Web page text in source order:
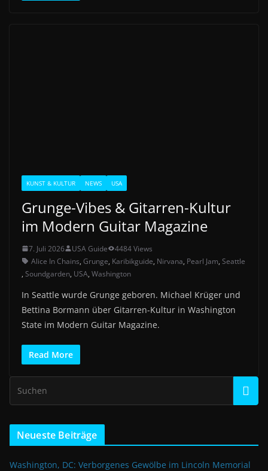
KUNST & KULTUR NEWS USA
Grunge-Vibes & Gitarren-Kultur
im Modern Guitar Magazine
7. Juli 2026 USA Guide
4484 Views
Alice In Chains, Grunge, Karibikguide, Nirvana, Pearl Jam, Seattle
, Soundgarden, USA, Washington
In Seattle wurde Grunge geboren. Michael Krüger und
Bettina Bormann über Gitarren-Kultur in Washington
State im Modern Guitar Magazine.
Read More
Neueste Beiträge
Washington, DC: Verborgenes Gewölbe im Lincoln Memorial